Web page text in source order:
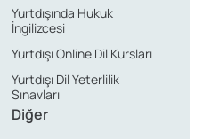
ve sanat galerileri gibi pek
imkanı sağlar.
hem akademik
geniş bir yelpazede
Yurtdışında Hukuk
İngilizcesi
Yurtdışı Online Dil Kursları
Yurtdışı Dil Yeterlilik
Sınavları
Diğer